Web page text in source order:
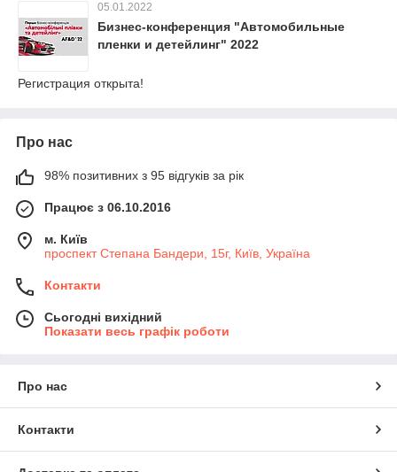
05.01.2022
Бизнес-конференция "Автомобильные
пленки и детейлинг" 2022
Регистрация открыта!
Про нас
98% позитивних з 95 відгуків за рік
Працює з 06.10.2016
м. Київ
проспект Степана Бандери, 15г, Київ, Україна
Контакти
Сьогодні вихідний
Показати весь графік роботи
Про нас
Контакти